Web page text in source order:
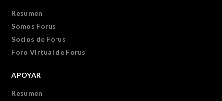
Resumen
Somos Forus
Socios de Forus
Foro Virtual de Forus
APOYAR
Resumen